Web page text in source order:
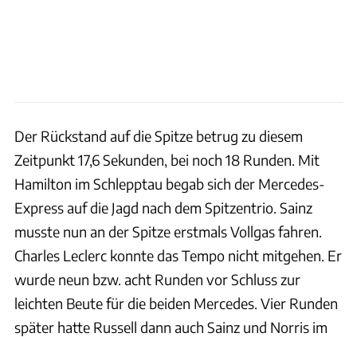
Der Rückstand auf die Spitze betrug zu diesem
Zeitpunkt 17,6 Sekunden, bei noch 18 Runden. Mit
Hamilton im Schlepptau begab sich der Mercedes-
Express auf die Jagd nach dem Spitzentrio. Sainz
musste nun an der Spitze erstmals Vollgas fahren.
Charles Leclerc konnte das Tempo nicht mitgehen. Er
wurde neun bzw. acht Runden vor Schluss zur
leichten Beute für die beiden Mercedes. Vier Runden
später hatte Russell dann auch Sainz und Norris im